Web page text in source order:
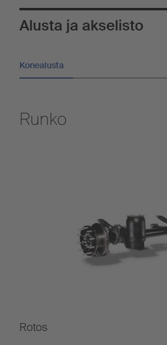
Alusta ja akselisto
Konealusta
Runko
Rotos